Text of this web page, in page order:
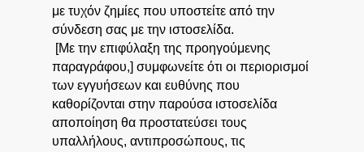
με τυχόν ζημίες που υποστείτε από την
σύνδεση σας με την ιστοσελίδα.
[Με την επιφύλαξη της προηγούμενης
παραγράφου,] συμφωνείτε ότι οι περιορισμοί
των εγγυήσεων και ευθύνης που
καθορίζονται στην παρούσα ιστοσελίδα
αποποίηση θα προστατεύσει τους
υπαλλήλους, αντιπροσώπους, τις